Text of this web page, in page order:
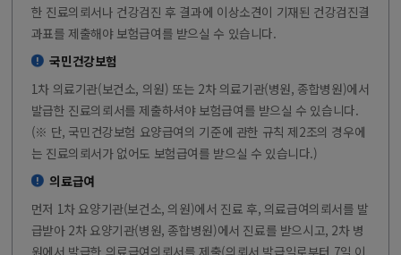
한 진료의뢰서나 건강검진 후 결과에 이상소견이 기재된 건강검진결
과표를 제출해야 보험급여를 받으실 수 있습니다.
국민건강보험
1차 의료기관(보건소, 의원) 또는 2차 의료기관(병원, 종합병원)에서
발급한 진료의뢰서를 제출하셔야 보험급여를 받으실 수 있습니다.
(※ 단, 국민건강보험 요양급여의 기준에 관한 규칙 제2조의 경우에
는 진료의뢰서가 없어도 보험급여를 받으실 수 있습니다.)
의료급여
먼저 1차 요양기관(보건소, 의원)에서 진료 후, 의료급여의뢰서를 발
급받아 2차 요양기관(병원, 종합병원)에서 진료를 받으시고, 2차 병
원에서 발급한 의료급여의뢰서를 제출(의뢰서 발급일로부터 7일 이